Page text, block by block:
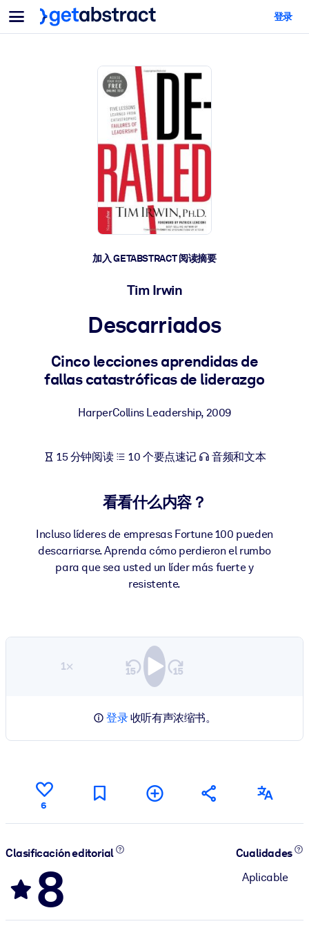
菜单
面向团队与管理者
为您的员工配备关键的人工智能技能。
帮助您的管理者为未来的工作时代做好准备。
让团队更轻松地共同学习、解决实际问题并更快采取行动。
技能提升与重塑
培养您的员工应对未来挑战所需的技能。
将简短且经过验证的知识引入您的 LMS/LXP，以获得更强的学习效
果。
面向人工智能系统
面向人工智能系统
登录
加入 GETABSTRACT 阅读摘要
Tim Irwin
Descarriados
Cinco lecciones aprendidas de
fallas catastróficas de liderazgo
HarperCollins Leadership, 2009
15 分钟阅读 10 个要点速记 音频和文本
看看什么内容？
Incluso líderes de empresas Fortune 100 pueden
descarriarse. Aprenda cómo perdieron el rumbo
para que sea usted un líder más fuerte y
resistente.
1×
登录收听有声浓缩书。
6
Clasificación editorial
8
Cualidades
Aplicable